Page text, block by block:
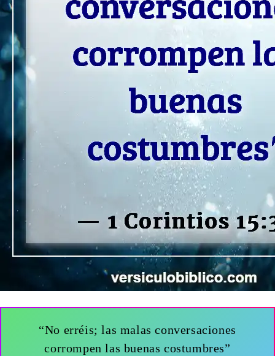
“No erréis; las malas conversaciones
corrompen las buenas costumbres”